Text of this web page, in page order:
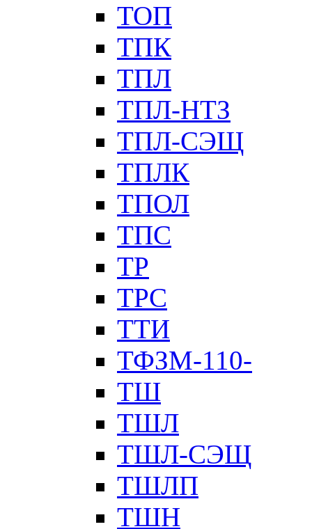
ТОП
ТПК
ТПЛ
ТПЛ-НТЗ
ТПЛ-СЭЩ
ТПЛК
ТПОЛ
ТПС
ТР
ТРС
ТТИ
ТФЗМ-110-
ТШ
ТШЛ
ТШЛ-СЭЩ
ТШЛП
ТШН